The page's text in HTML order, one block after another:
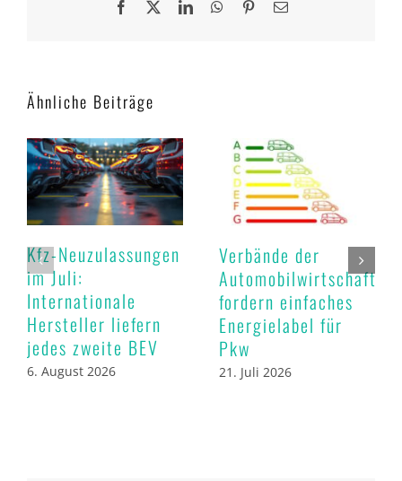
Facebook LinkedInWhatsApp
Pinterest
E-
Ähnliche Beiträge
Kfz-Neuzulassungen
im Juli:
Internationale
Hersteller liefern
jedes zweite BEV
6. August 2026
Verbände der
Automobilwirtschaft
fordern einfaches
Energielabel für
Pkw
21. Juli 2026